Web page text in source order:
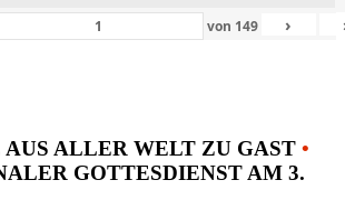
von 149 ›
ALLER WELT ZU GAST •
GOTTESDIENST AM 3.